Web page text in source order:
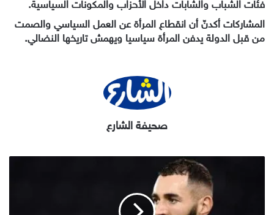
المشاركات أكدنّ أن انقطاع المرأة عن العمل السياسي والصمت
من قبل الدولة يدفن المرأة سياسيا ويهمش تاريخها النضالي.
صحيفة الشارع
كريم